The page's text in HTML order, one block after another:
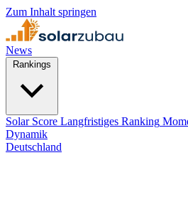
Zum Inhalt springen
News
Solar Score Langfristiges Ranking
Dynamik
Deutschland